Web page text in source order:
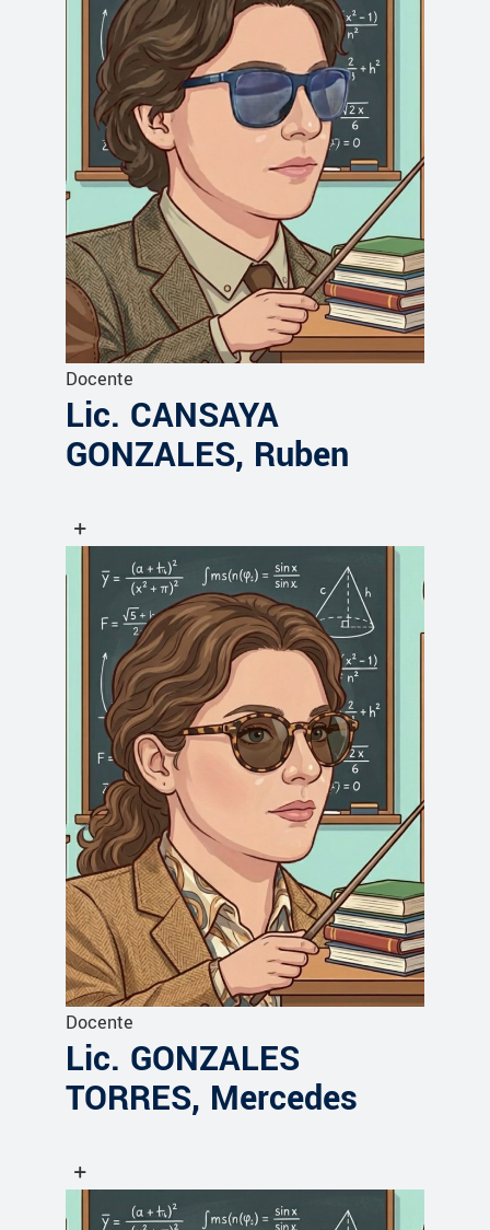
Docente
Lic. CANSAYA
GONZALES, Ruben
Docente
Lic. GONZALES
TORRES, Mercedes